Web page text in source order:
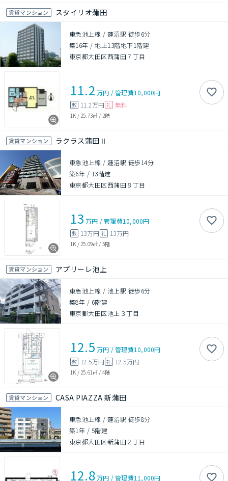
賃貸マンション スタイリオ蒲田
東急池上線 / 蓮沼駅 徒歩6分
築16年 /地上13階地下1階建
東京都大田区西蒲田７丁目
11.2 万円 /管理費10,000円
敷 11.2万円 礼 無料
1K / 25.73㎡ / 2階
賃貸マンション ラクラス蒲田Ⅱ
東急池上線 / 蓮沼駅 徒歩14分
築6年 / 13階建
東京都大田区西蒲田８丁目
13 万円 /管理費10,000円
敷 13万円 礼 13万円
1K / 25.09㎡ / 5階
賃貸マンション アプリーレ池上
東急池上線 / 池上駅 徒歩6分
築8年 / 6階建
東京都大田区池上３丁目
12.5 万円 /管理費10,000円
敷 12.5万円 礼 12.5万円
1K / 25.61㎡ / 4階
賃貸マンション CASA PIAZZA 新蒲田
東急池上線 / 蓮沼駅 徒歩8分
築1年 / 5階建
東京都大田区新蒲田２丁目
12.8万円 /管理費11,000円